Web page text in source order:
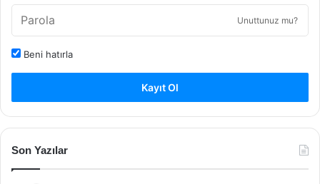
Unuttunuz mu?
Beni hatırla
Kayıt Ol
Son Yazılar